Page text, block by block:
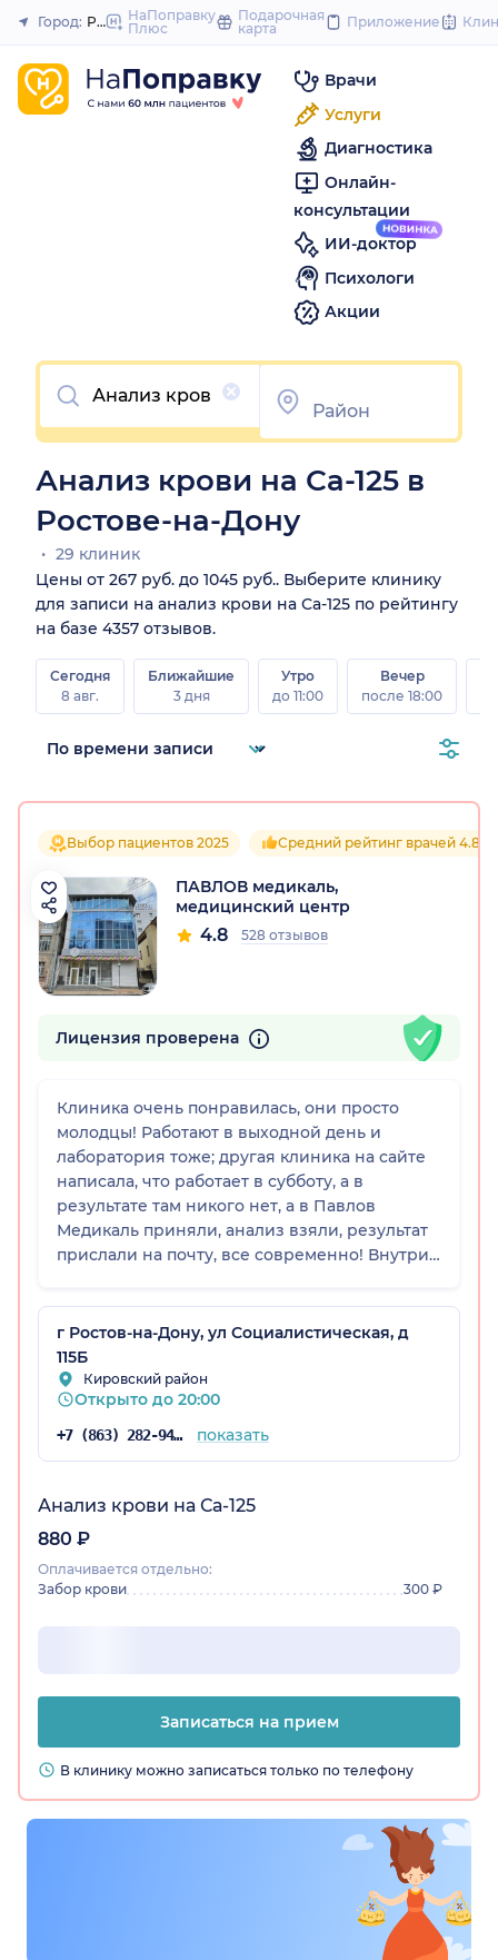
to
Закрыть
Город: Ростов-на-Дону
НаПоправку
Плюс
Подарочная
карта
Приложение
Врачи
Услуги
Диагностика
Онлайн-
консультации
ИИ-доктор
Психологи
Акции
Очистить
Анализ крови на Са-125 в
Ростове-на-Дону
29 клиник
Цены от 267 руб. до 1045 руб.. Выберите клинику
для записи на анализ крови на Са-125 по рейтингу
на базе 4357 отзывов.
Сегодня
8 авг.
Ближайшие
3 дня
Утро
до 11:00
Вечер
после 18:00
Выбор пациентов 2025 Средний рейтинг врачей 4.8
ПАВЛОВ медикаль,
медицинский центр
4.8 528 отзывов
Лицензия проверена
Клиника очень понравилась, они просто
молодцы! Работают в выходной день и
лаборатория тоже; другая клиника на сайте
написала, что работает в субботу, а в
результате там никого нет, а в Павлов
Медикаль приняли, анализ взяли, результат
прислали на почту, все современно! Внутри
ресепшене, персонал в лаборатории просто
умнички, я даже не ожидала.
г Ростов-на-Дону, ул Социалистическая, д
115Б
Кировский район
Открыто до 20:00
+7 (863) 282-94-45 показать
Анализ крови на Са-125
880 ₽
Оплачивается отдельно:
Забор крови
300 ₽
Записаться на прием
В клинику можно записаться только по телефону